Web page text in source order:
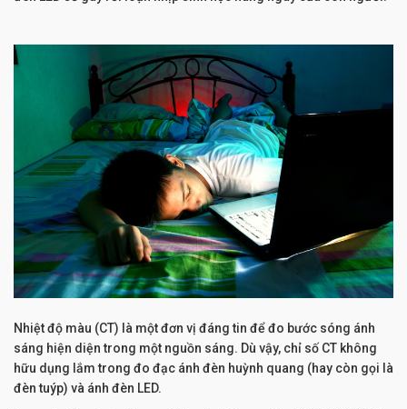
Nhiệt độ màu (CT) là một đơn vị đáng tin để đo bước sóng ánh
sáng hiện diện trong một nguồn sáng. Dù vậy, chỉ số CT không
hữu dụng lắm trong đo đạc ánh đèn huỳnh quang (hay còn gọi là
đèn tuýp) và ánh đèn LED.